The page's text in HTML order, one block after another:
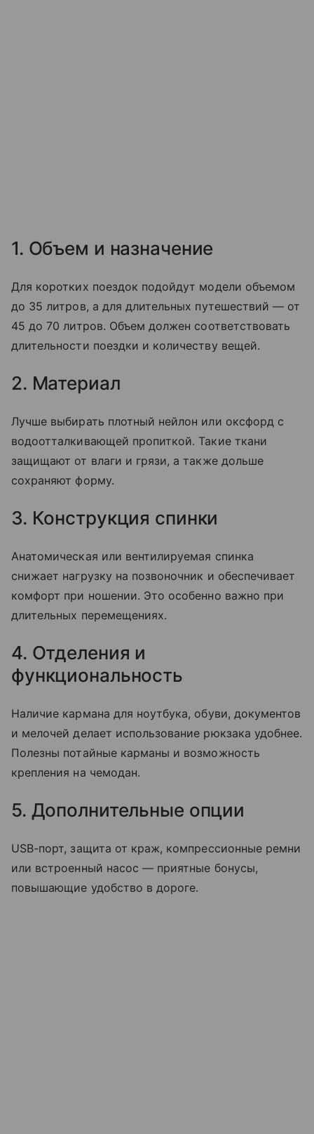
1. Объем и назначение
Для коротких поездок подойдут модели объемом
до 35 литров, а для длительных путешествий — от
45 до 70 литров. Объем должен соответствовать
длительности поездки и количеству вещей.
2. Материал
Лучше выбирать плотный нейлон или оксфорд с
водоотталкивающей пропиткой. Такие ткани
защищают от влаги и грязи, а также дольше
сохраняют форму.
3. Конструкция спинки
Анатомическая или вентилируемая спинка
снижает нагрузку на позвоночник и обеспечивает
комфорт при ношении. Это особенно важно при
длительных перемещениях.
4. Отделения и
функциональность
Наличие кармана для ноутбука, обуви, документов
и мелочей делает использование рюкзака удобнее.
Полезны потайные карманы и возможность
крепления на чемодан.
5. Дополнительные опции
USB-порт, защита от краж, компрессионные ремни
или встроенный насос — приятные бонусы,
повышающие удобство в дороге.